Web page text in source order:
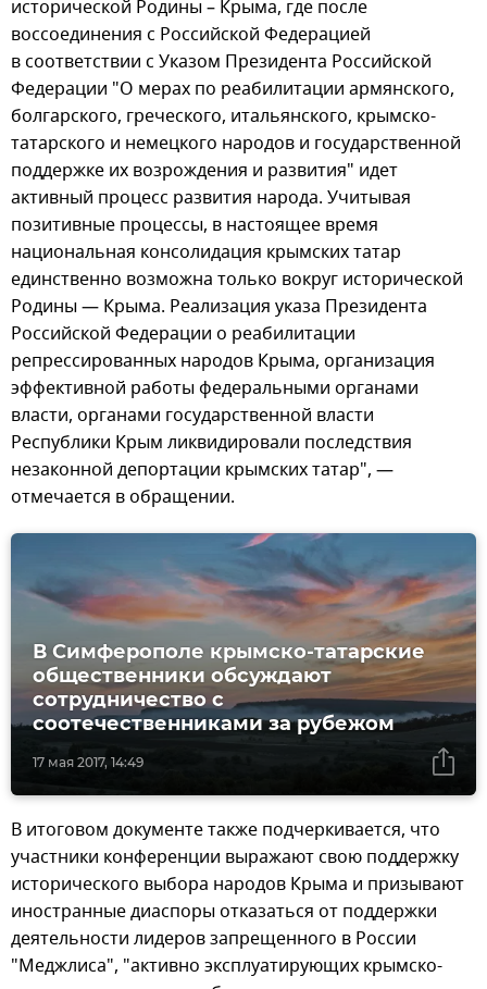
исторической Родины – Крыма, где после
воссоединения с Российской Федерацией
в соответствии с Указом Президента Российской
Федерации "О мерах по реабилитации армянского,
болгарского, греческого, итальянского, крымско-
татарского и немецкого народов и государственной
поддержке их возрождения и развития" идет
активный процесс развития народа. Учитывая
позитивные процессы, в настоящее время
национальная консолидация крымских татар
единственно возможна только вокруг исторической
Родины — Крыма. Реализация указа Президента
Российской Федерации о реабилитации
репрессированных народов Крыма, организация
эффективной работы федеральными органами
власти, органами государственной власти
Республики Крым ликвидировали последствия
незаконной депортации крымских татар", —
отмечается в обращении.
17 мая 2017, 14:49
В Симферополе крымско-татарские
общественники обсуждают
сотрудничество с
соотечественниками за рубежом
В итоговом документе также подчеркивается, что
участники конференции выражают свою поддержку
исторического выбора народов Крыма и призывают
иностранные диаспоры отказаться от поддержки
деятельности лидеров запрещенного в России
"Меджлиса", "активно эксплуатирующих крымско-